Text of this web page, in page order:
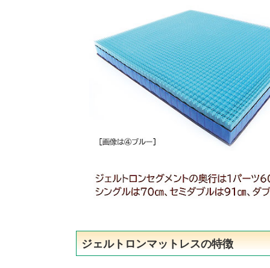
ジェルトロンマットレスの特徴